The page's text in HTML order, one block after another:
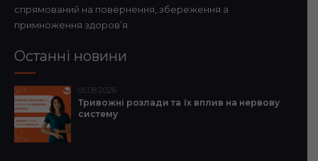
спрямований на повернення, збереження а
примноження здоров’я
Останні новини
05.08.2026
Тривожні розлади та їх вплив на нервову
систему